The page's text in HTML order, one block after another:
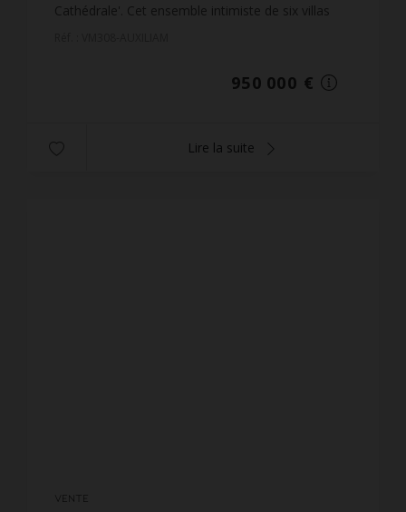
Cathédrale'. Cet ensemble intimiste de six villas
950 000 €
Lire la suite
VENTE